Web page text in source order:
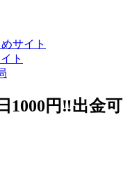
サイト
ト
1000円‼️出金可